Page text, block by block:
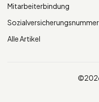
Mitarbeiterbindung
Sozialversicherungsnummer
Alle Artikel